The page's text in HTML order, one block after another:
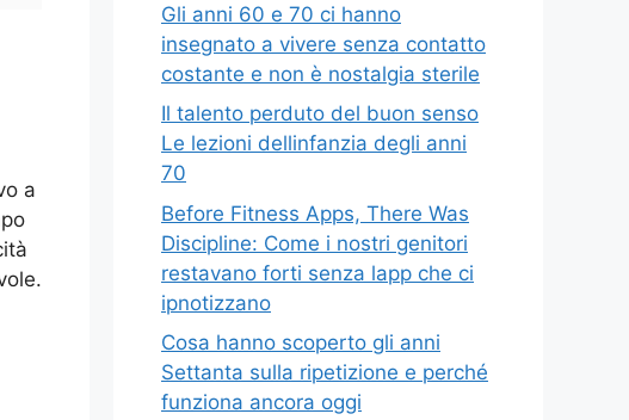
a
Gli anni 60 e 70 ci hanno
insegnato a vivere senza contatto
costante e non è nostalgia sterile
Il talento perduto del buon senso
Le lezioni dellinfanzia degli anni
70
Before Fitness Apps, There Was
Discipline: Come i nostri genitori
restavano forti senza lapp che ci
ipnotizzano
Cosa hanno scoperto gli anni
Settanta sulla ripetizione e perché
funziona ancora oggi